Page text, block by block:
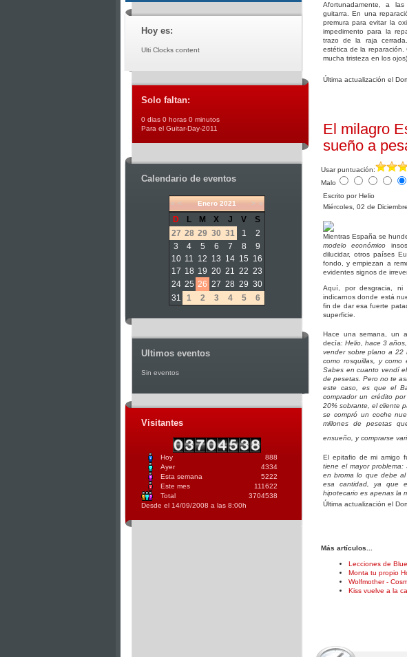
Hoy es:
Ulti Clocks content
Solo faltan:
0 dias 0 horas 0 minutos
Para el Guitar-Day-2011
Calendario de eventos
« < Enero 2021 > »
D L M X J V
S
27 28 29 30 31 1
2
3
4 5 6 7 8
9
10 11 12 13 14 15 16
17 18 19 20 21 22 23
24 25 26 27 28 29 30
31
1 2 3 4 5 6
Ultimos eventos
Sin eventos
Visitantes
Hoy
888
Ayer
4334
Esta semana
5222
Este mes
111622
Total
3704538
Desde el 14/09/2008 a las 8:00h
Afortunadamente, a
guitarra. En una
premura para evitar la
impedimento para la
trazo de la raja
estética de la reparación.
mucha tristeza en los
Última actualización el
El milagro
sueño a
Usar puntuación:
Malo
Escrito por Helio
Miércoles, 02 de
Mientras España se
modelo económico
dilucidar, otros países
fondo, y empiezan a
evidentes signos de
Aquí, por desgracia, ni
indicarnos donde está
fin de dar esa fuerte
superficie.
Hace una semana, un
decía:Helio, hace 3
vender sobre plano a 22
como rosquillas, y
Sabes en cuanto vendí
de pesetas. Pero no te
este caso, es que el
comprador un crédito
20% sobrante, el cliente
se compró un coche
millones de pesetas
ensueño, y comprarse
El epitafio de mi amigo
tiene el mayor
en broma lo que debe
esa cantidad, ya que
hipotecario es apenas la
Última actualización el
Más artículos...
Lecciones de
Monta tu propio
Wolfmother -
Kiss vuelve a la